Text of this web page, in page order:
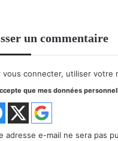
un commentaire
vous connecter, utiliser votre
que mes données
adresse e-mail ne sera pas